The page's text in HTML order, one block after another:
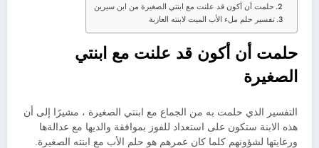
حلمت أن أكون قد علنت مع ابنتي الصغيرة من ابن سيرين
تفسير حلم ملء الأب الميت لابنته العازبة
حلمت أن أكون قد علنت مع ابنتي
الصغيرة
التفسير الذي حلمت به من الجماع مع ابنتي الصغيرة ، مشيرًا إلى أن
هذه الابنة ستكون على استعداد للفوز بموافقة والديها مع عدالةها
ورعايتها لشؤونهم كلما كان عمرهم هو حلم الأب مع ابنته الصغيرة.